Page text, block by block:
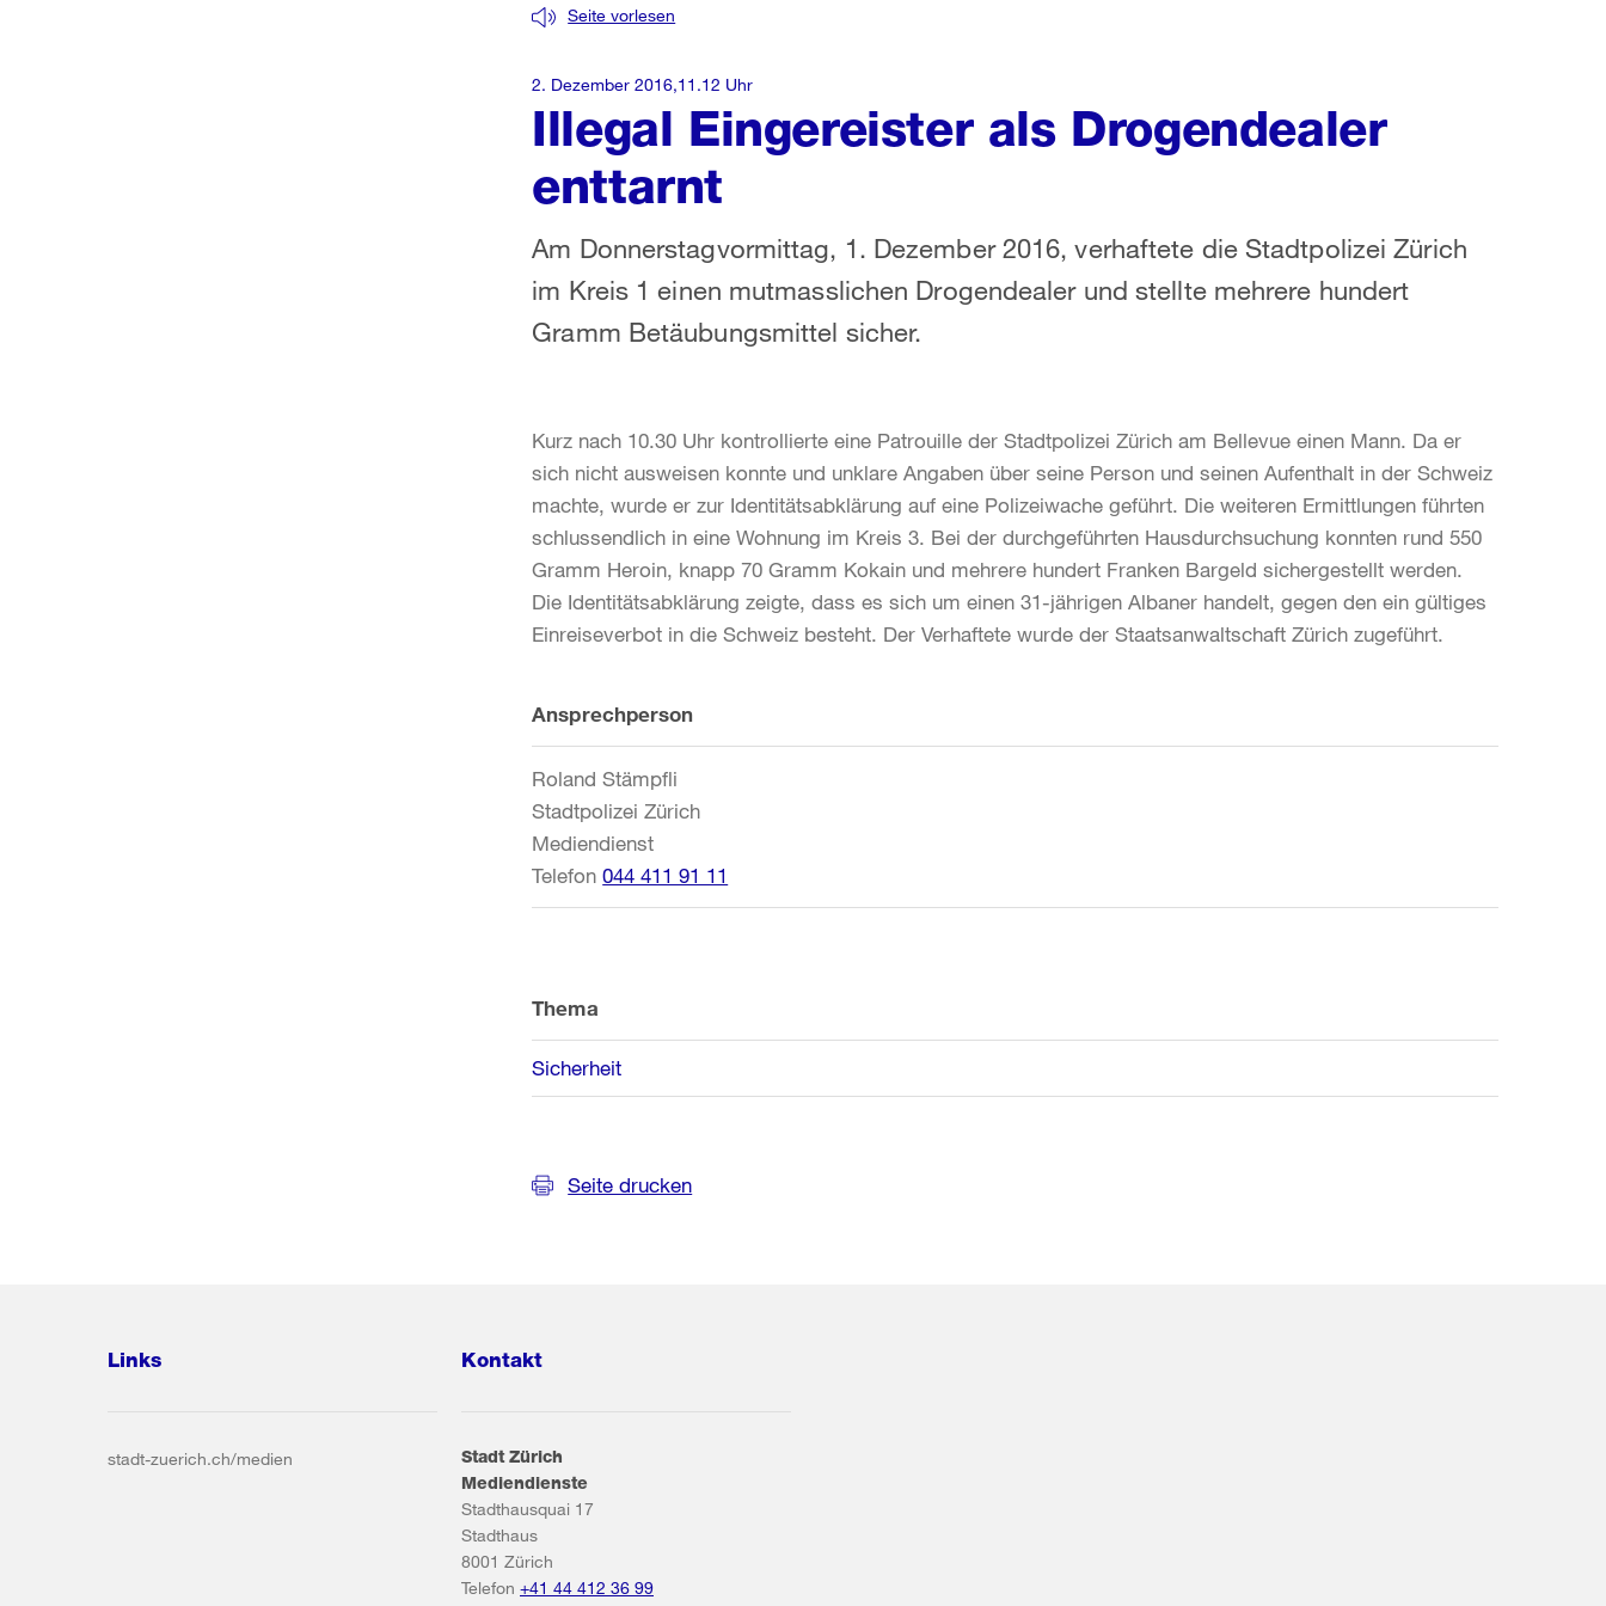
Illegal Eingereister als Drogendealer
enttarnt
Seite vorlesen
Am Donnerstagvormittag, 1. Dezember 2016, verhaftete die Stadtpolizei Zürich
im Kreis 1 einen mutmasslichen Drogendealer und stellte mehrere hundert
Gramm Betäubungsmittel sicher.
2. Dezember 2016,11.12 Uhr
Kurz nach 10.30 Uhr kontrollierte eine Patrouille der Stadtpolizei Zürich am Bellevue einen Mann. Da er
sich nicht ausweisen konnte und unklare Angaben über seine Person und seinen Aufenthalt in der Schweiz
machte, wurde er zur Identitätsabklärung auf eine Polizeiwache geführt. Die weiteren Ermittlungen führten
schlussendlich in eine Wohnung im Kreis 3. Bei der durchgeführten Hausdurchsuchung konnten rund 550
Gramm Heroin, knapp 70 Gramm Kokain und mehrere hundert Franken Bargeld sichergestellt werden.
Die Identitätsabklärung zeigte, dass es sich um einen 31-jährigen Albaner handelt, gegen den ein gültiges
Einreiseverbot in die Schweiz besteht. Der Verhaftete wurde der Staatsanwaltschaft Zürich zugeführt.
Weitere
Informationen
Ansprechperson
Roland Stämpfli
Stadtpolizei Zürich
Mediendienst
Telefon 044 411 91 11
Thema
Sicherheit
Seite drucken
Links
stadt-zuerich.ch/medien
Kontakt
Stadt Zürich
Mediendienste
Stadthausquai 17
Stadthaus
8001 Zürich
Telefon +41 44 412 36 99